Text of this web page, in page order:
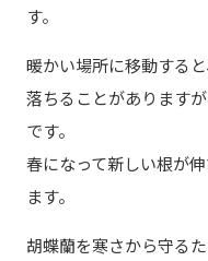
す。
暖かい場所に移動する
落ちることがあります
です。
春になって新しい根が
ます。
胡蝶蘭を寒さから守る